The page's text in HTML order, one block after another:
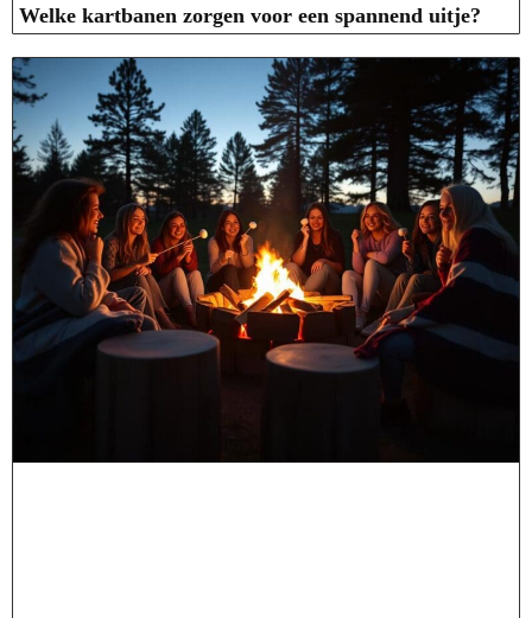
Welke kartbanen zorgen voor een spannend uitje?